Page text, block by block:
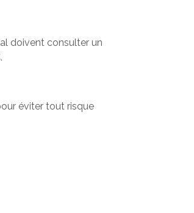
doivent consulter un
éviter tout risque